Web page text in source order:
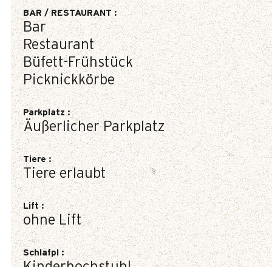
BAR / RESTAURANT:
Bar
Restaurant
Büfett-Frühstück
Picknickkörbe
Parkplatz:
Äußerlicher Parkplatz
Tiere:
Tiere erlaubt
Lift:
ohne Lift
Schlafpl: